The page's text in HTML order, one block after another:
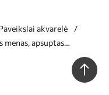
akvarelė
menas, apsuptas